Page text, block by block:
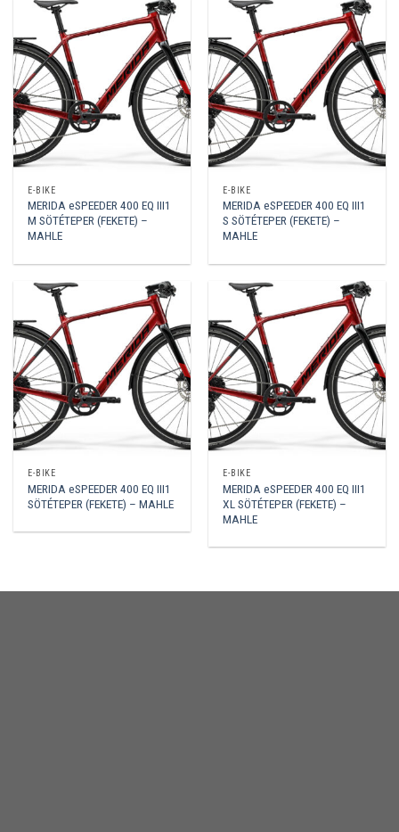
E-BIKE
MERIDA eSPEEDER 400 EQ III1
M SÖTÉTEPER (FEKETE) –
MAHLE
E-BIKE
MERIDA eSPEEDER 400 EQ III1
S SÖTÉTEPER (FEKETE) –
MAHLE
E-BIKE
MERIDA eSPEEDER 400 EQ III1
SÖTÉTEPER (FEKETE) – MAHLE
E-BIKE
MERIDA eSPEEDER 400 EQ III1
XL SÖTÉTEPER (FEKETE) –
MAHLE